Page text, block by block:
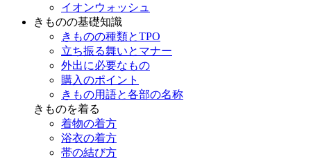
イオンウォッシュ
きものの基礎知識
きものの種類とTPO
立ち振る舞いとマナー
外出に必要なもの
購入のポイント
きもの用語と各部の名称
きものを着る
着物の着方
浴衣の着方
帯の結び方